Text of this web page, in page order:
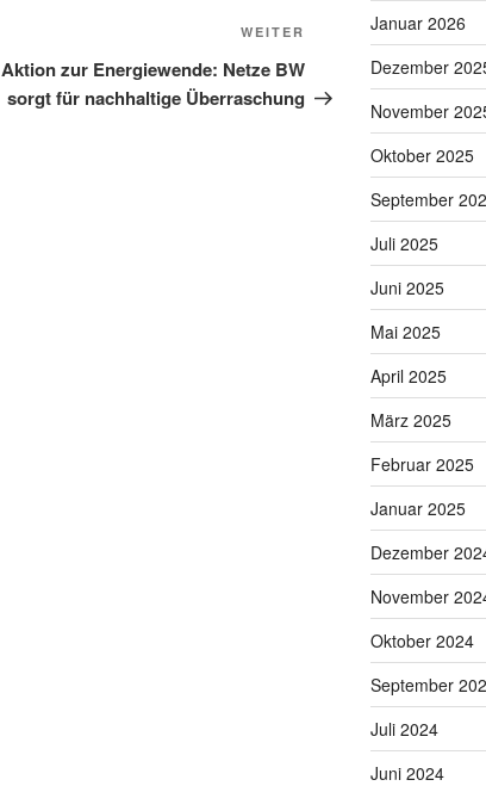
Nächster
Beitrag
WEITER
Aktion zur Energiewende: Netze BW
sorgt für nachhaltige Überraschung
Januar 2026
Dezember
November
Oktober 2025
September
Juli 2025
Juni 2025
Mai 2025
April 2025
März 2025
Februar 2025
Januar 2025
Dezember
November
Oktober 2024
September
Juli 2024
Juni 2024